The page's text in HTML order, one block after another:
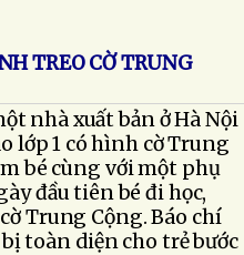
TREO CỜ TRUNG
nhà xuất bản ở Hà Nội
lớp 1 có hình cờ Trung
bé cùng với một phụ
đầu tiên bé đi học,
Trung Cộng. Báo chí
toàn diện cho trẻ bước